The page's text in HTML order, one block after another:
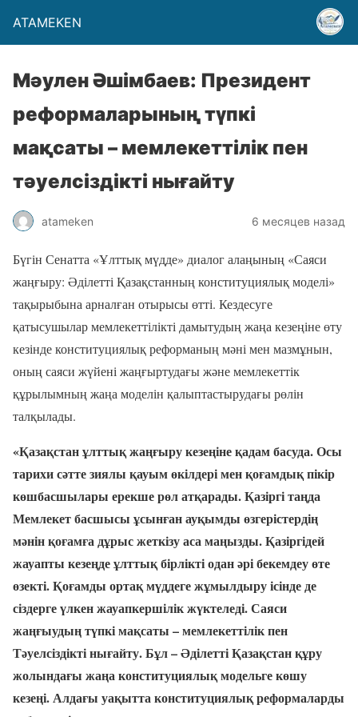
ATAMEKEN
Мәулен Әшімбаев: Президент
реформаларының түпкі
мақсаты – мемлекеттілік пен
тәуелсіздікті нығайту
atameken 6 месяцев назад
Бүгін Сенатта «Ұлттық мүдде» диалог алаңының «Саяси
жаңғыру: Әділетті Қазақстанның конституциялық моделі»
тақырыбына арналған отырысы өтті. Кездесуге
қатысушылар мемлекеттілікті дамытудың жаңа кезеңіне өту
кезінде конституциялық реформаның мәні мен мазмұнын,
оның саяси жүйені жаңғыртудағы және мемлекеттік
құрылымның жаңа моделін қалыптастырудағы рөлін
талқылады.
«Қазақстан ұлттық жаңғыру кезеңіне қадам басуда. Осы
тарихи сәтте зиялы қауым өкілдері мен қоғамдық пікір
көшбасшылары ерекше рөл атқарады. Қазіргі таңда
Мемлекет басшысы ұсынған ауқымды өзгерістердің
мәнін қоғамға дұрыс жеткізу аса маңызды. Қазіргідей
жауапты кезеңде ұлттық бірлікті одан әрі бекемдеу өте
өзекті. Қоғамды ортақ мүддеге жұмылдыру ісінде де
сіздерге үлкен жауапкершілік жүктеледі. Саяси
жаңғыудың түпкі мақсаты – мемлекеттілік пен
Тәуелсіздікті нығайту. Бұл – Әділетті Қазақстан құру
жолындағы жаңа конституциялық модельге көшу
кезеңі. Алдағы уақытта конституциялық реформаларды